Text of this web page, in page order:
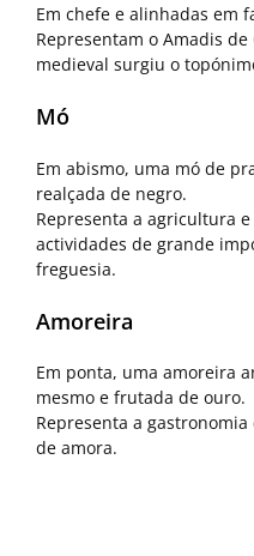
Em chefe e alinhadas em
Representam o Amadis
medieval surgiu o
Mó
Em abismo, uma mó de
realçada de negro.
Representa a agricultura
actividades de grande
freguesia.
Amoreira
Em ponta, uma amoreira
mesmo e frutada de ouro.
Representa a
de amora.